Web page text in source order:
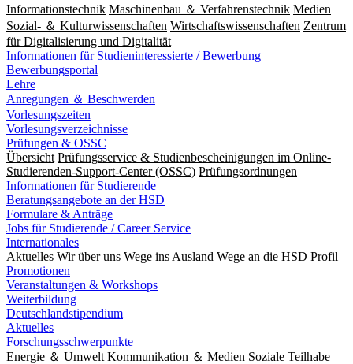
Informationstechnik Maschinenbau ＆ Verfahrenstechnik Medien
Sozial- ＆ Kulturwissenschaften Wirtschaftswissenschaften Zentrum
für Digitalisierung und Digitalität
Informationen für Studieninteressierte / Bewerbung
Bewerbungsportal
Lehre
Anregungen ＆ Beschwerden
Vorlesungszeiten
Vorlesungsverzeichnisse
Prüfungen & OSSC
Übersicht Prüfungsservice & Studienbescheinigungen im Online-
Studierenden-Support-Center (OSSC) Prüfungsordnungen
Informationen für Studierende
Beratungsangebote an der HSD
Formulare & Anträge
Jobs für Studierende / Career Service
Internationales
Aktuelles Wir über uns Wege ins Ausland Wege an die HSD Profil
Promotionen
Veranstaltungen & Workshops
Weiterbildung
Deutschlandstipendium
Aktuelles
Forschungsschwerpunkte
Energie ＆ Umwelt Kommunikation ＆ Medien Soziale Teilhabe